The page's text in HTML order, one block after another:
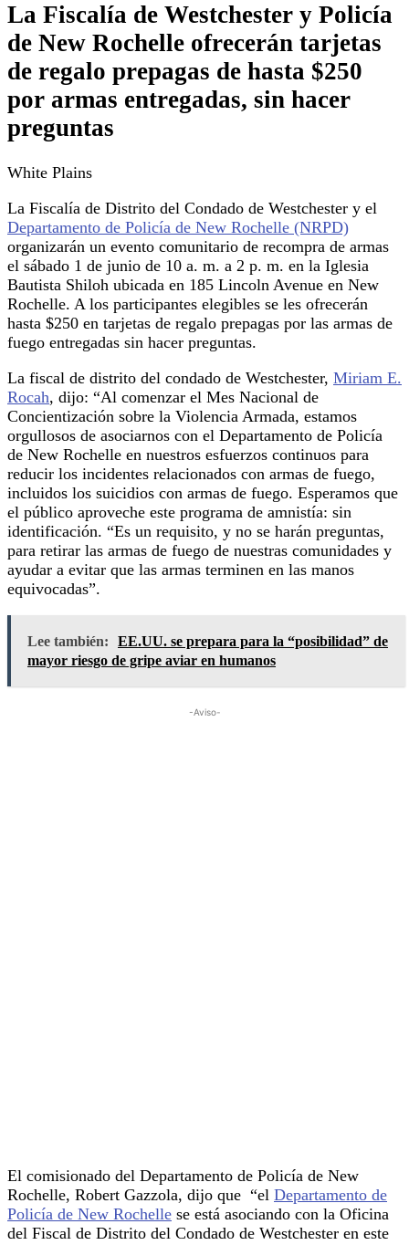
La Fiscalía de Westchester y Policía
de New Rochelle ofrecerán tarjetas
de regalo prepagas de hasta $250
por armas entregadas, sin hacer
preguntas
White Plains
La Fiscalía de Distrito del Condado de Westchester y el
Departamento de Policía de New Rochelle (NRPD)
organizarán un evento comunitario de recompra de armas
el sábado 1 de junio de 10 a. m. a 2 p. m. en la Iglesia
Bautista Shiloh ubicada en 185 Lincoln Avenue en New
Rochelle. A los participantes elegibles se les ofrecerán
hasta $250 en tarjetas de regalo prepagas por las armas de
fuego entregadas sin hacer preguntas.
La fiscal de distrito del condado de Westchester, Miriam E.
Rocah, dijo: “Al comenzar el Mes Nacional de
Concientización sobre la Violencia Armada, estamos
orgullosos de asociarnos con el Departamento de Policía
de New Rochelle en nuestros esfuerzos continuos para
reducir los incidentes relacionados con armas de fuego,
incluidos los suicidios con armas de fuego. Esperamos que
el público aproveche este programa de amnistía: sin
identificación. “Es un requisito, y no se harán preguntas,
para retirar las armas de fuego de nuestras comunidades y
ayudar a evitar que las armas terminen en las manos
equivocadas”.
Lee también:
EE.UU. se prepara para la “posibilidad” de
mayor riesgo de gripe aviar en humanos
-Aviso-
El comisionado del Departamento de Policía de New
Rochelle, Robert Gazzola, dijo que “el Departamento de
Policía de New Rochelle se está asociando con la Oficina
del Fiscal de Distrito del Condado de Westchester en este